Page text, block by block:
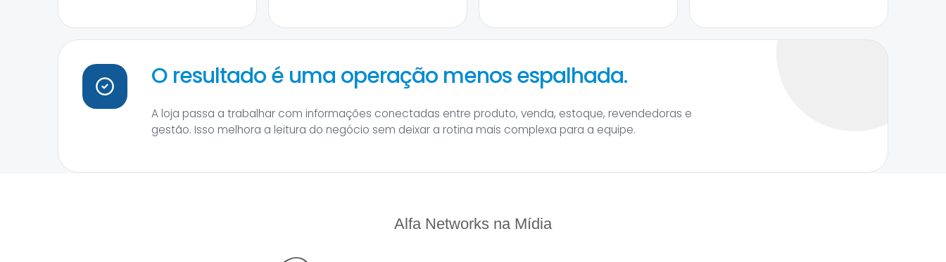
O resultado é uma operação menos espalhada.
A loja passa a trabalhar com informações conectadas entre produto, venda, estoque, revendedoras e
gestão. Isso melhora a leitura do negócio sem deixar a rotina mais complexa para a equipe.
Alfa Networks na Mídia